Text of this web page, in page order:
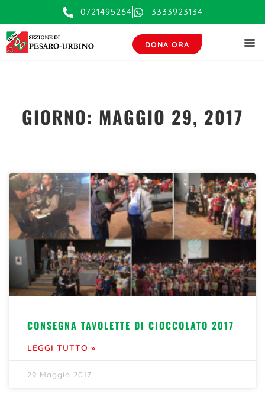
0721495264 3333923134
DONA ORA
GIORNO: MAGGIO 29, 2017
CONSEGNA TAVOLETTE DI CIOCCOLATO 2017
LEGGI TUTTO »
29 Maggio 2017